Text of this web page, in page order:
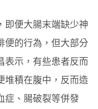
即便大腸末端缺少神
便的行為，但大部分
表示，有些患者反而
堆積在腹中，反而造
症、腸破裂等併發